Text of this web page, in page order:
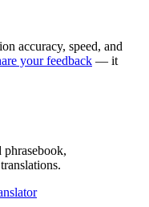
accuracy, speed, and
your feedback — it
phrasebook,